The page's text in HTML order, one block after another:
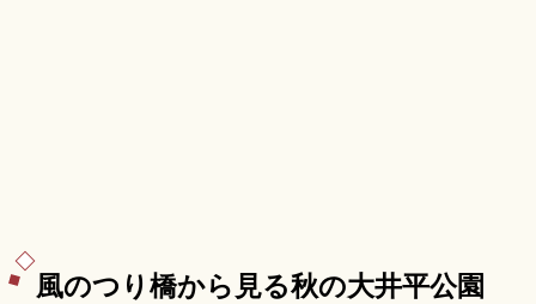
風のつり橋から見る秋の大井平公園